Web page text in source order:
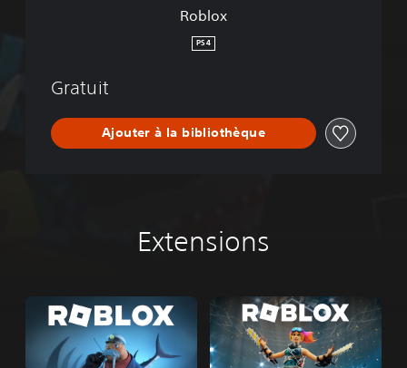
Roblox
PS4
Gratuit
Ajouter à la bibliothèque
Extensions